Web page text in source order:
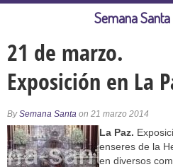
21 de marzo.
Exposición en La
BySemana Santa on 21 marzo 2014
La Paz.
enseres de la
en diversos
Semana